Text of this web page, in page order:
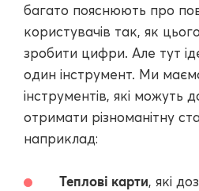
багато пояснюють про
користувачів так, як
зробити цифри. Але тут
один інструмент. Ми
інструментів, які можуть
отримати різноманітну
наприклад:
Теплові карти, які